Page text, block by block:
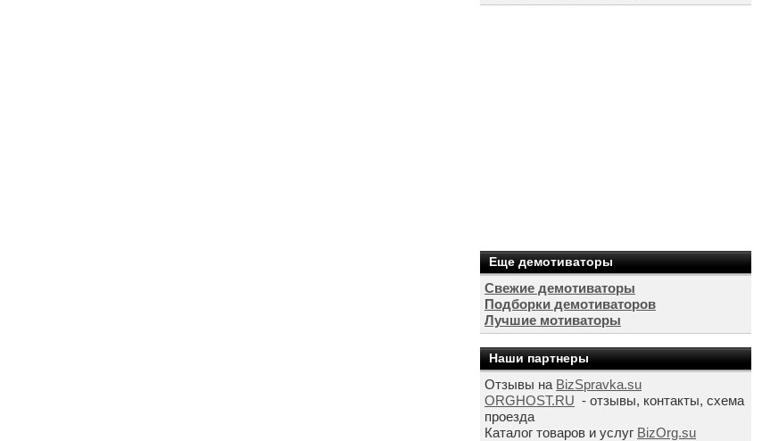
Еще демотиваторы
Свежие демотиваторы
Подборки демотиваторов
Лучшие мотиваторы
Наши партнеры
Отзывы на BizSpravka.su
ORGHOST.RU - отзывы, контакты, схема
проезда
Каталог товаров и услуг BizOrg.su